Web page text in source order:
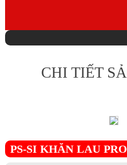
CHI TIẾT
PS-SI KHĂN LAU